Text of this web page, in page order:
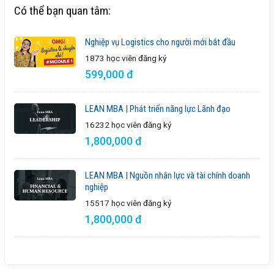
Có thể bạn quan tâm:
Nghiệp vụ Logistics cho người mới bắt đầu
1873 học viên đăng ký
599,000 đ
LEAN MBA | Phát triển năng lực Lãnh đạo
16232 học viên đăng ký
1,800,000 đ
LEAN MBA | Nguồn nhân lực và tài chính doanh
nghiệp
15517 học viên đăng ký
1,800,000 đ